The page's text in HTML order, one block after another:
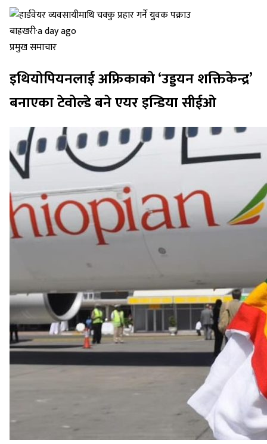
बाह्रखरी·a day ago
प्रमुख समाचार
इथियोपियनलाई अफ्रिकाको ‘उड्डयन शक्तिकेन्द्र’
बनाएका टेवोल्डे बने एयर इन्डिया सीईओ